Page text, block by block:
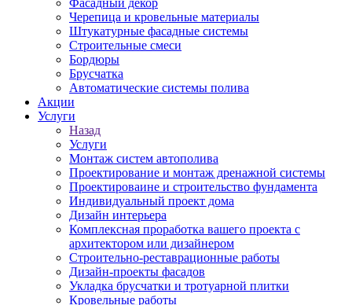
Фасадный декор
Черепица и кровельные материалы
Штукатурные фасадные системы
Строительные смеси
Бордюры
Брусчатка
Автоматические системы полива
Акции
Услуги
Назад
Услуги
Монтаж систем автополива
Проектирование и монтаж дренажной системы
Проектироваине и строительство фундамента
Индивидуальный проект дома
Дизайн интерьера
Комплексная проработка вашего проекта с
архитектором или дизайнером
Строительно-реставрационные работы
Дизайн-проекты фасадов
Укладка брусчатки и тротуарной плитки
Кровельные работы